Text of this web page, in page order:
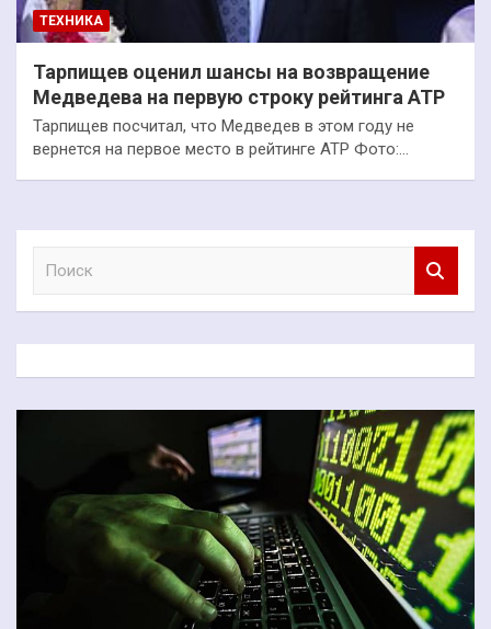
ТЕХНИКА
Тарпищев оценил шансы на возвращение
Медведева на первую строку рейтинга ATP
Тарпищев посчитал, что Медведев в этом году не
вернется на первое место в рейтинге ATP Фото:…
к